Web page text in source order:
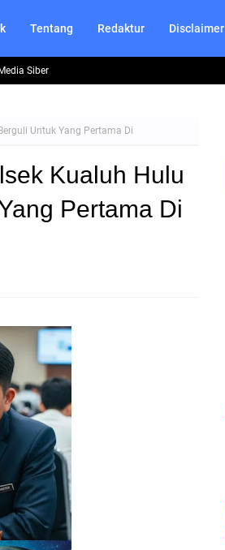
Tentang Redaktur Disclaimer
Siber
Untuk Yang Pertama Di
Kualuh Hulu
Pertama Di